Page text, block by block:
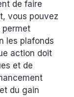
de faire
vous pouvez
permet
les plafonds
action doit
et de
du gain